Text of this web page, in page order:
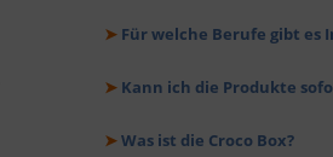
➤ Für welche Berufe gibt es
➤ Kann ich die Produkte
➤Was ist die Croco Box?